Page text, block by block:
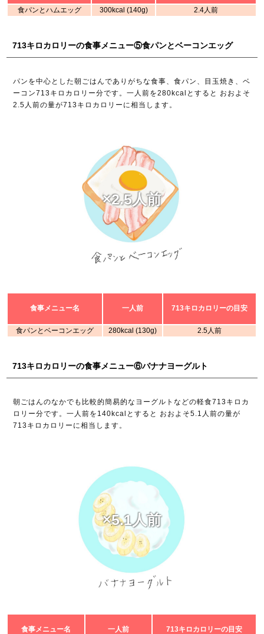
食パンとハムエッグ 300kcal (140g) 2.4人前
713キロカロリーの食事メニュー⑤食パンとベーコンエッグ
パンを中心とした朝ごはんでありがちな食事、食パン、目玉焼き、ベ
ーコン713キロカロリー分です。一人前を280kcalとすると おおよそ
2.5人前の量が713キロカロリーに相当します。
×2.5人前
食事メニュー名 一人前 713キロカロリーの目安
食パンとベーコンエッグ 280kcal (130g) 2.5人前
713キロカロリーの食事メニュー⑥バナナヨーグルト
朝ごはんのなかでも比較的簡易的なヨーグルトなどの軽食713キロカ
ロリー分です。一人前を140kcalとすると おおよそ5.1人前の量が
713キロカロリーに相当します。
×5.1人前
食事メニュー名 一人前 713キロカロリーの目安